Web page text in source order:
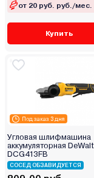
от 20 руб. руб./мес.
Купить
Под заказ 3 дня
Угловая шлифмашина
аккумуляторная DeWalt
DCG413FB
СОСЕД ОБЗАВИДУЕТСЯ